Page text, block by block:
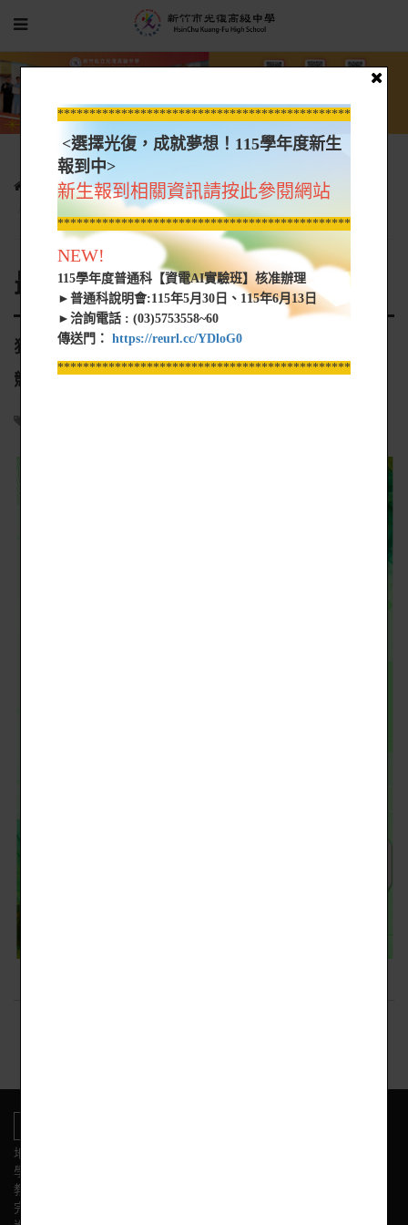
光復新聞
最新消息
狂賀!本校學生王家瑋於2023全國高中職創意發明競賽榮獲冠軍!
最新消息
狂賀!本校學生王家瑋於2023全國高中職創意發明
競賽榮獲冠軍!
地址:新竹市東區光復路二段153號
學校電話
教務處:(03) 575-3584 學務處:(03) 575-3564
完全中學部:(03)575-3558
*****************************************************
<選擇光復，成就夢想！115學年度新生
報到中>
新生報到相關資訊請按此參閱網站
*****************************************************
NEW!
115學年度普通科【資電AI實驗班】核准辦理
►普通科說明會:115年5月30日、115年6月13日
►洽詢電話 : (03)5753558~60
傳送門： https://reurl.cc/YDloG0
*****************************************************